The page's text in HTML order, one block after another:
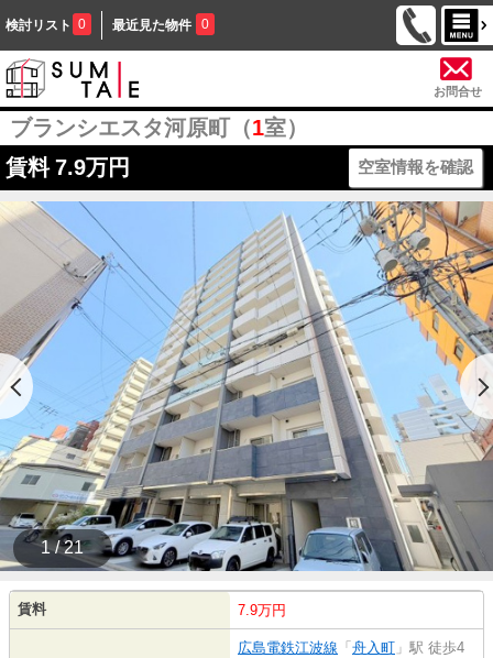
検討リスト 0 最近見た物件 0
お問合せ
ブランシエスタ河原町（1室）
賃料 7.9万円 空室情報を確認
1 / 21
賃料 7.9万円
広島電鉄江波線 「 舟入町 」駅 徒歩4